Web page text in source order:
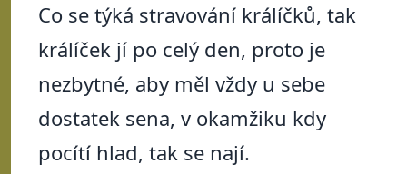
Co se týká stravování králíčků, tak
králíček jí po celý den, proto je
nezbytné, aby měl vždy u sebe
dostatek sena, v okamžiku kdy
pocítí hlad, tak se nají.